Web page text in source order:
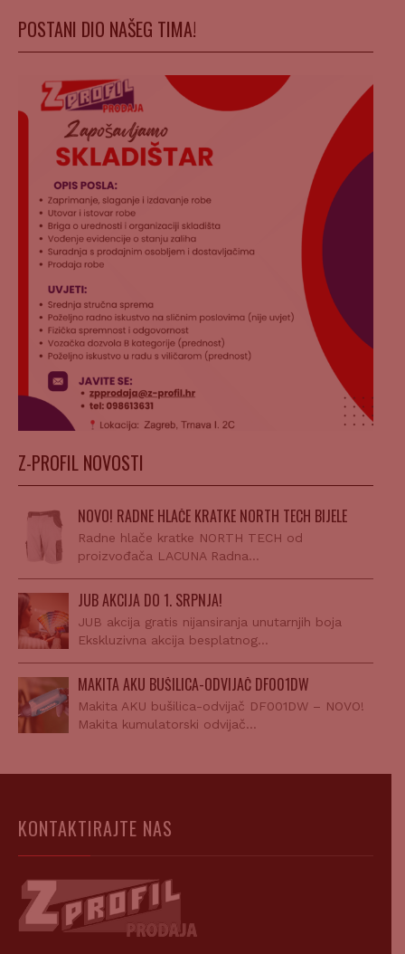
POSTANI DIO NAŠEG TIMA!
Z-PROFIL NOVOSTI
NOVO! RADNE HLAČE KRATKE NORTH TECH BIJELE
Radne hlače kratke NORTH TECH od
proizvođača LACUNA Radna…
JUB AKCIJA DO 1. SRPNJA!
JUB akcija gratis nijansiranja unutarnjih boja
Ekskluzivna akcija besplatnog…
MAKITA AKU BUŠILICA-ODVIJAČ DF001DW
Makita AKU bušilica-odvijač DF001DW – NOVO!
Makita kumulatorski odvijač…
KONTAKTIRAJTE NAS